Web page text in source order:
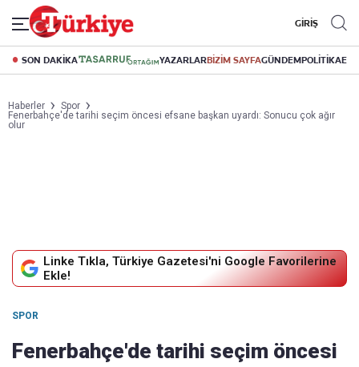
GİRİŞ
SON DAKİKA YAZARLARBİZİM SAYFAGÜNDEMPOLİTİKA
Haberler
Spor
Fenerbahçe'de tarihi seçim öncesi efsane başkan uyardı: Sonucu çok ağır
olur
Linke Tıkla, Türkiye Gazetesi'ni Google Favorilerine
Ekle!
SPOR
Fenerbahçe'de tarihi seçim öncesi